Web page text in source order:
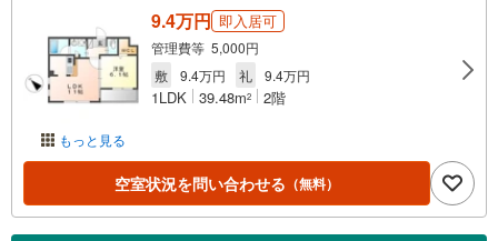
もっと見る
9.4万円 即入居可
管理費等 5,000円
敷
9.4万円 礼 9.4万円
1LDK 39.48m2 2階
空室状況を問い合わせる （無料）